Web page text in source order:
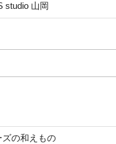
studio 山岡
の和えもの